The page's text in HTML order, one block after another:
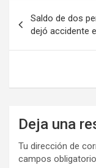
de
entradas
Saldo de dos
dejó accidente
Deja una
Tu dirección de
campos